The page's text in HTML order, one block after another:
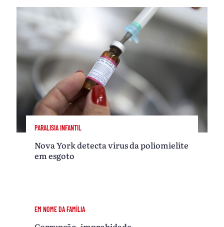
PARALISIA INFANTIL
Nova York detecta vírus da poliomielite
em esgoto
EM NOME DA FAMÍLIA